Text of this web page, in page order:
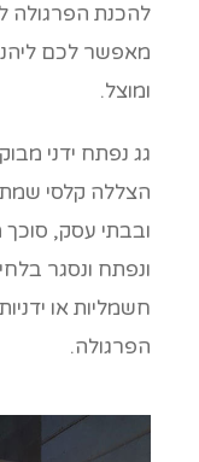
להכנת הפרגולה
מאפשר לכם
ומוצל.
גג נפתח ידני
הצללה קלסי
ובבתי עסק,
ונפתח ונסגר
חשמליות או
הפרגולה.